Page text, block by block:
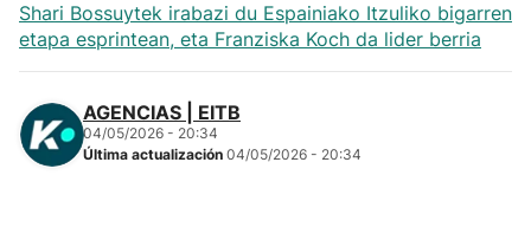
Shari Bossuytek irabazi du Espainiako Itzuliko bigarren
etapa esprintean, eta Franziska Koch da lider berria
AGENCIAS | EITB
04/05/2026 - 20:34
Última actualización 04/05/2026 - 20:34